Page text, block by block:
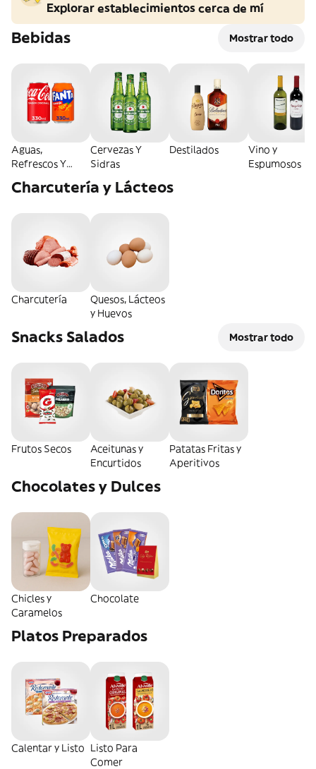
Explorar establecimientos cerca de mí
Bebidas Mostrar todo
Aguas,
Refrescos Y
Cervezas Y
Sidras
Destilados
Vino y
Espumosos
Charcutería y Lácteos
Charcutería
Quesos, Lácteos
y Huevos
Snacks Salados Mostrar todo
Frutos Secos
Aceitunas y
Encurtidos
Patatas Fritas y
Aperitivos
Chocolates y Dulces
Chicles y
Caramelos
Chocolate
Platos Preparados
Calentar y Listo Listo Para
Comer